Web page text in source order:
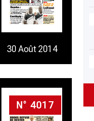
30 Août 2014
N° 4017